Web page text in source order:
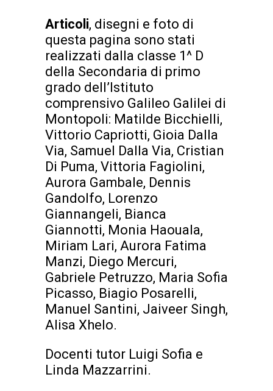
Articoli, disegni e foto di
questa pagina sono stati
realizzati dalla classe 1^ D
della Secondaria di primo
grado dell’Istituto
comprensivo Galileo Galilei di
Montopoli: Matilde Bicchielli,
Vittorio Capriotti, Gioia Dalla
Via, Samuel Dalla Via, Cristian
Di Puma, Vittoria Fagiolini,
Aurora Gambale, Dennis
Gandolfo, Lorenzo
Giannangeli, Bianca
Giannotti, Monia Haouala,
Miriam Lari, Aurora Fatima
Manzi, Diego Mercuri,
Gabriele Petruzzo, Maria Sofia
Picasso, Biagio Posarelli,
Manuel Santini, Jaiveer Singh,
Alisa Xhelo.
Docenti tutor Luigi Sofia e
Linda Mazzarrini.